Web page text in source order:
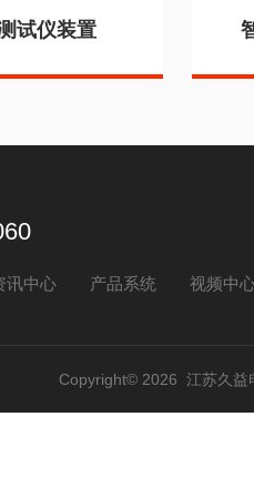
试仪装置
讯中心 产品系统 视频中
Copyright© 2026 江苏久